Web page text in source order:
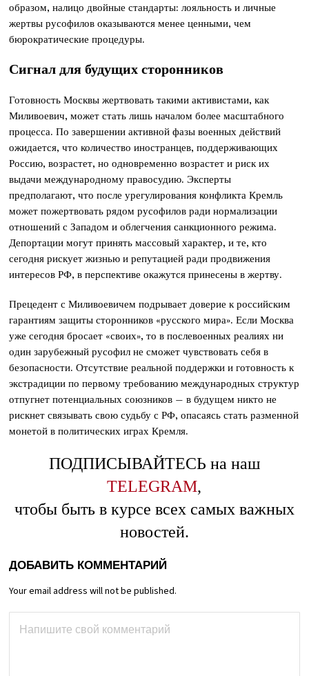
образом, налицо двойные стандарты: лояльность и личные
жертвы русофилов оказываются менее ценными, чем
бюрократические процедуры.
Сигнал для будущих сторонников
Готовность Москвы жертвовать такими активистами, как
Миливоевич, может стать лишь началом более масштабного
процесса. По завершении активной фазы военных действий
ожидается, что количество иностранцев, поддерживающих
Россию, возрастет, но одновременно возрастет и риск их
выдачи международному правосудию. Эксперты
предполагают, что после урегулирования конфликта Кремль
может пожертвовать рядом русофилов ради нормализации
отношений с Западом и облегчения санкционного режима.
Депортации могут принять массовый характер, и те, кто
сегодня рискует жизнью и репутацией ради продвижения
интересов РФ, в перспективе окажутся принесены в жертву.
Прецедент с Миливоевичем подрывает доверие к российским
гарантиям защиты сторонников «русского мира». Если Москва
уже сегодня бросает «своих», то в послевоенных реалиях ни
один зарубежный русофил не сможет чувствовать себя в
безопасности. Отсутствие реальной поддержки и готовность к
экстрадиции по первому требованию международных структур
отпугнет потенциальных союзников – в будущем никто не
рискнет связывать свою судьбу с РФ, опасаясь стать разменной
монетой в политических играх Кремля.
ПОДПИСЫВАЙТЕСЬ на наш
TELEGRAM,
чтобы быть в курсе всех самых важных
новостей.
ДОБАВИТЬ КОММЕНТАРИЙ
Your email address will not be published.